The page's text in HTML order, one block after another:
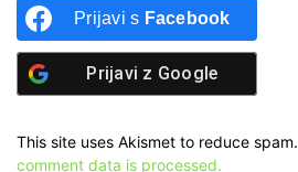
Prijavi s Facebook
Prijavi z Google
This site uses Akismet to reduce spam.
comment data is processed.